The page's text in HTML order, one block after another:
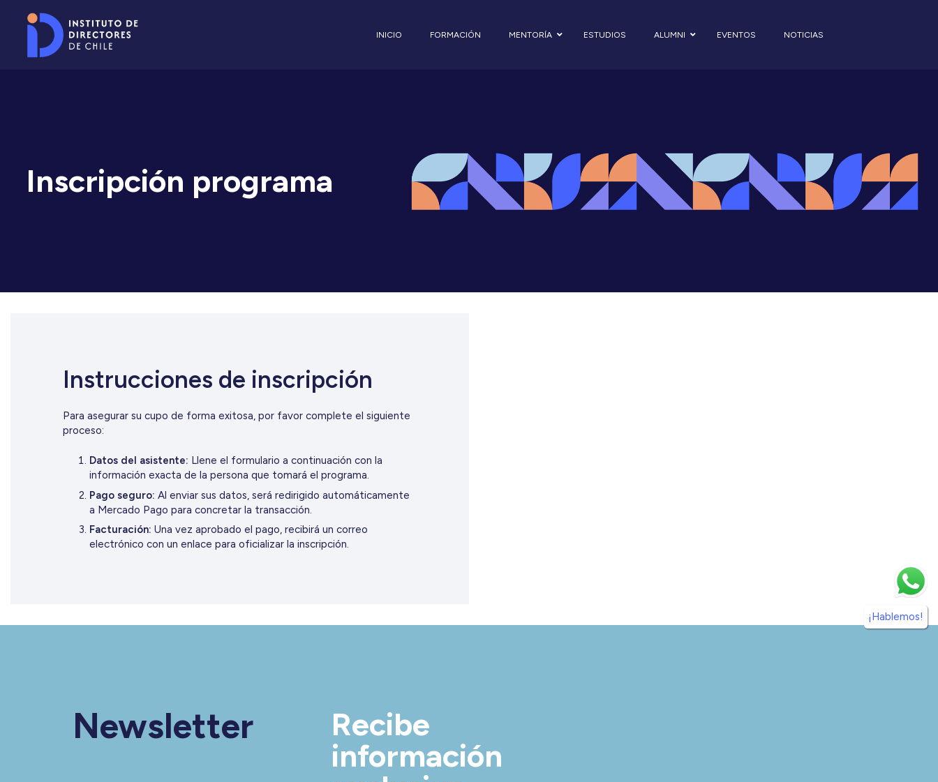
INICIO FORMACIÓN MENTORÍA ESTUDIOS ALUMNI EVENTOS NOTICIAS
Inscripción programa
Instrucciones de inscripción
Para asegurar su cupo de forma exitosa, por favor complete el siguiente
proceso:
Datos del asistente: Llene el formulario a continuación con la
información exacta de la persona que tomará el programa.
Pago seguro: Al enviar sus datos, será redirigido automáticamente
a Mercado Pago para concretar la transacción.
Facturación: Una vez aprobado el pago, recibirá un correo
electrónico con un enlace para oficializar la inscripción.
Newsletter
Recibe
información
¡Hablemos!